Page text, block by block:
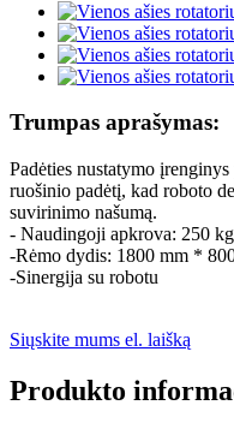
Trumpas aprašymas:
Padėties nustatymo
ruošinio padėtį, kad roboto
suvirinimo našumą.
- Naudingoji apkrova: 250
-Rėmo dydis: 1800 mm *
-Sinergija su robotu
Siųskite mums el. laišką
Produkto